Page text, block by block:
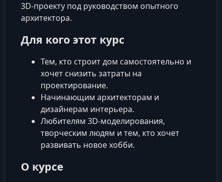
3D-проекту под руководством опытного
архитектора.
Для кого этот курс
Тем, кто строит дом самостоятельно и
хочет снизить затраты на
проектирование.
Начинающим архитекторам и
дизайнерам интерьера.
Любителям 3D-моделирования,
творческим людям и тем, кто хочет
развивать новое хобби.
О курсе